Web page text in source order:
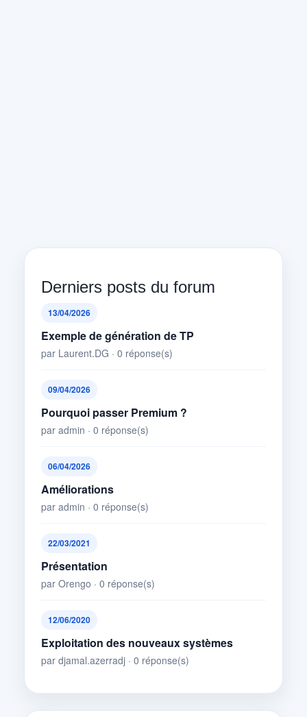
Derniers posts du forum
13/04/2026
Exemple de génération de TP
par Laurent.DG · 0 réponse(s)
09/04/2026
Pourquoi passer Premium ?
par admin · 0 réponse(s)
06/04/2026
Améliorations
par admin · 0 réponse(s)
22/03/2021
Présentation
par Orengo · 0 réponse(s)
12/06/2020
Exploitation des nouveaux systèmes
par djamal.azerradj · 0 réponse(s)